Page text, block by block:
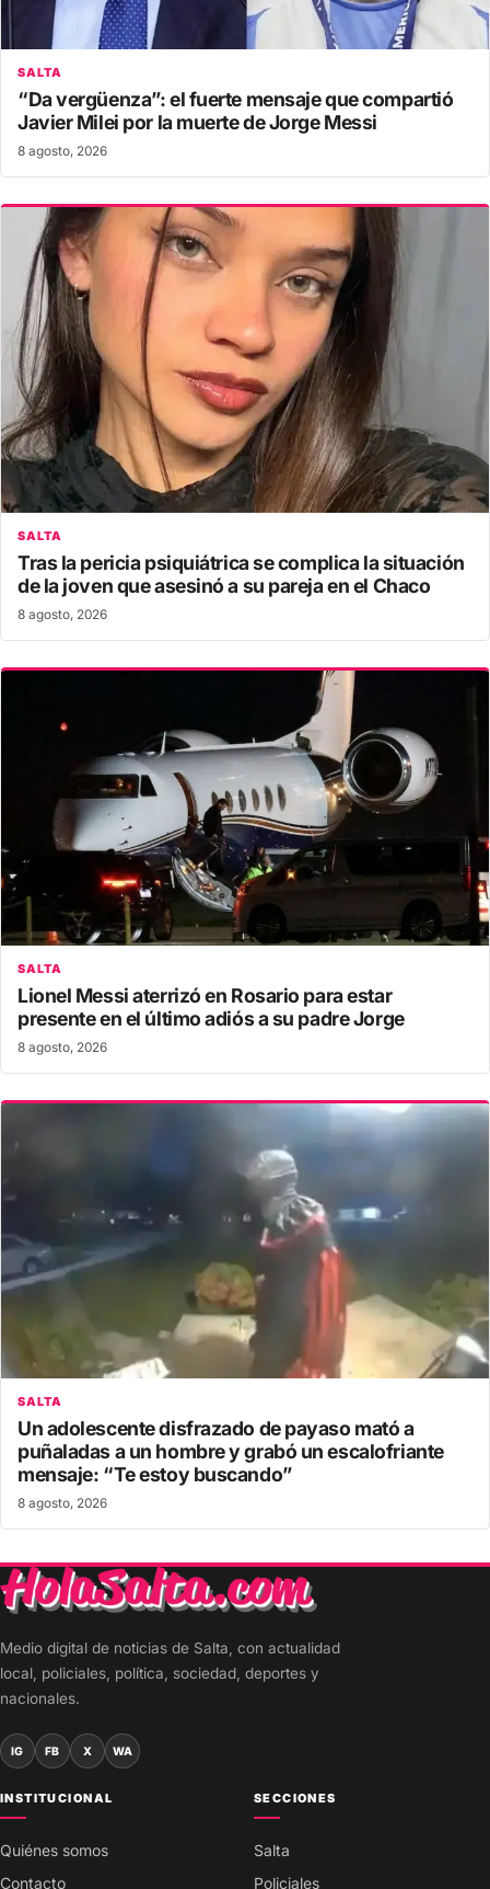
SALTA
“Da vergüenza”: el fuerte mensaje que compartió
Javier Milei por la muerte de Jorge Messi
8 agosto, 2026
SALTA
Tras la pericia psiquiátrica se complica la situación
de la joven que asesinó a su pareja en el Chaco
8 agosto, 2026
SALTA
Lionel Messi aterrizó en Rosario para estar
presente en el último adiós a su padre Jorge
8 agosto, 2026
SALTA
Un adolescente disfrazado de payaso mató a
puñaladas a un hombre y grabó un escalofriante
mensaje: “Te estoy buscando”
8 agosto, 2026
Medio digital de noticias de Salta, con actualidad
local, policiales, política, sociedad, deportes y
nacionales.
IG FB X WA
INSTITUCIONAL
Quiénes somos
Contacto
SECCIONES
Salta
Policiales